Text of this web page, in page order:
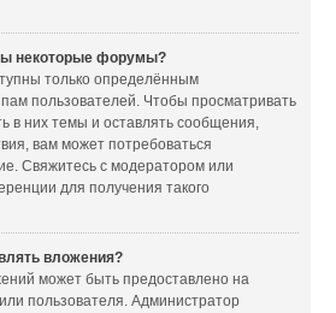
некоторые форумы?
только определённым
пользователей. Чтобы просматривать
в них темы и оставлять сообщения,
вам может потребоваться
Свяжитесь с модератором или
для получения такого
вложения?
может быть предоставлено на
пользователя. Администратор